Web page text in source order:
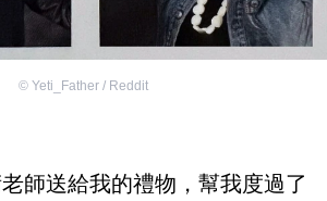
© Yeti_Father / Reddit
師送給我的禮物，幫我度過了